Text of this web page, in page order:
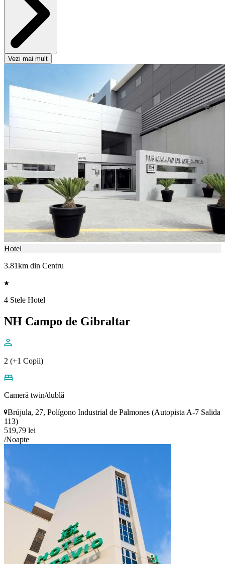
Vezi mai mult
Hotel
3.81km din Centru
4 Stele Hotel
NH Campo de Gibraltar
2 (+1 Copii)
Cameră twin/dublă
Brújula, 27, Polígono Industrial de Palmones (Autopista A-7 Salida
113)
519,79 lei
/Noapte